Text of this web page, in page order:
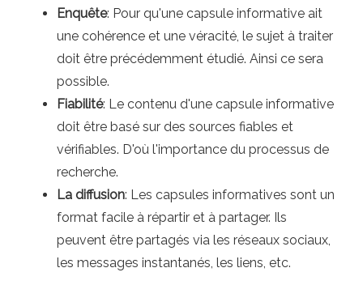
Enquête: Pour qu'une capsule informative ait
une cohérence et une véracité, le sujet à traiter
doit être précédemment étudié. Ainsi ce sera
possible.
Fiabilité: Le contenu d'une capsule informative
doit être basé sur des sources fiables et
vérifiables. D'où l'importance du processus de
recherche.
La diffusion: Les capsules informatives sont un
format facile à répartir et à partager. Ils
peuvent être partagés via les réseaux sociaux,
les messages instantanés, les liens, etc.